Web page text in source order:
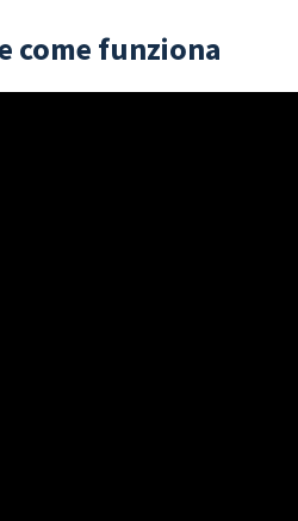
come funziona